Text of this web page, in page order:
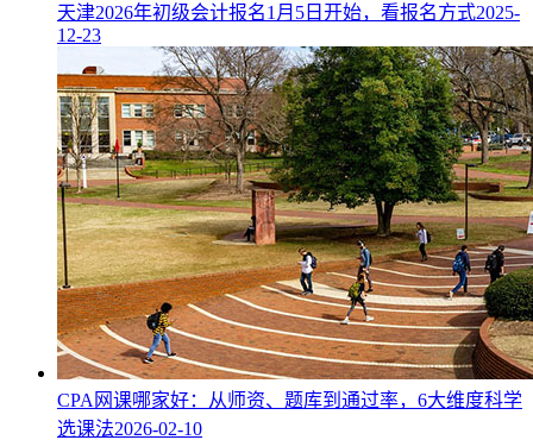
天津2026年初级会计报名1月5日开始，看报名方式2025-
12-23
CPA网课哪家好：从师资、题库到通过率，6大维度科学
选课法2026-02-10